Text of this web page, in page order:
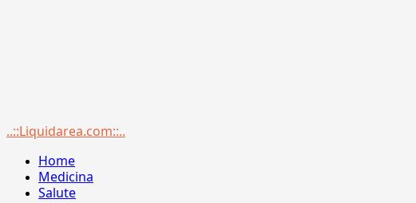
Menu
..::Liquidarea.com::..
Home
Medicina
Salute